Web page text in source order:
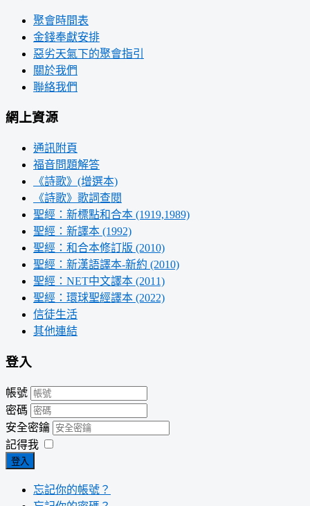
聚會時間表
金錢奉獻安排
惡劣天氣下的聚會指引
關於我們
聯絡我們
網上資源
通訊附頁
福音問題解答
《詩歌》(增選本)
《詩歌》歌詞查閱
聖經：新標點和合本 (1919,1989)
聖經：新譯本 (1992)
聖經：和合本修訂版 (2010)
聖經：新漢語譯本-新約 (2010)
聖經：NET中文譯本 (2011)
聖經：環球聖經譯本 (2022)
信徒生活
其他連結
登入
帳號
密碼
安全密鑰
記得我
登入
忘記你的帳號？